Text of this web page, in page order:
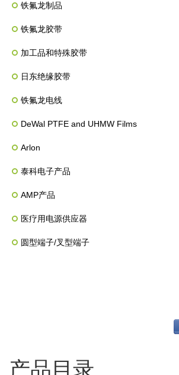
铁氟龙制品
铁氟龙胶带
加工品和特殊胶带
日东绝缘胶带
铁氟龙电线
DeWal PTFE and UHMW Films
Arlon
泰科电子产品
AMP产品
医疗用电源供应器
圆型端子/叉型端子
产品目录